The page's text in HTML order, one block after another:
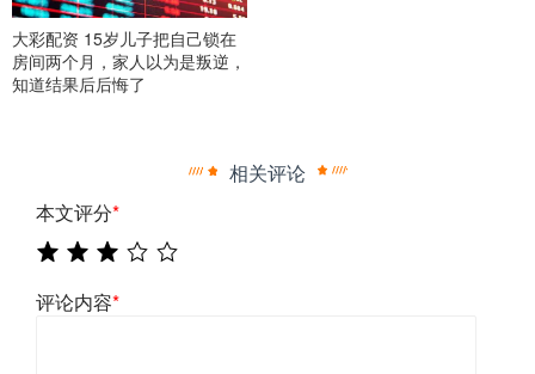
大彩配资 15岁儿子把自己锁在
房间两个月，家人以为是叛逆，
知道结果后后悔了
相关评论
本文评分*
评论内容*